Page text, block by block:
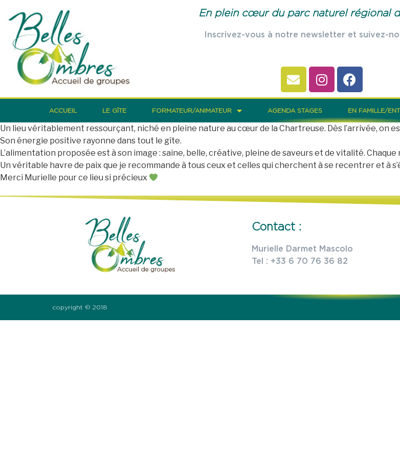
En plein cœur du parc naturel régional
Inscrivez-vous à notre newsletter et suivez-
ACCUEIL LE GÎTE FORMATEUR/ANIMATEUR AGENDA STAGES EN FAMILLE/
Un lieu véritablement ressourçant, niché en pleine nature au cœur de la Chartreuse. Dès l’arrivée, on
Son énergie positive rayonne dans tout le gîte.
L’alimentation proposée est à son image : saine, belle, créative, pleine de saveurs et de vitalité.
Un véritable havre de paix que je recommande à tous ceux et celles qui cherchent à se recentrer et à
Merci Murielle pour ce lieu si précieux
Contact :
Murielle Darmet Mascolo
Tel : +33 6 70 76 36 82
copyright © 2018